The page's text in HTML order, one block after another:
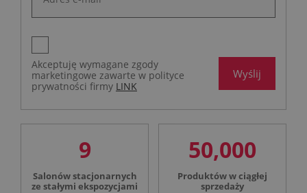
Akceptuję wymagane zgody
marketingowe zawarte w polityce
prywatności firmy LINK
Wyślij
9
Salonów stacjonarnych
ze stałymi ekspozycjami
50,000
Produktów w ciągłej
sprzedaży